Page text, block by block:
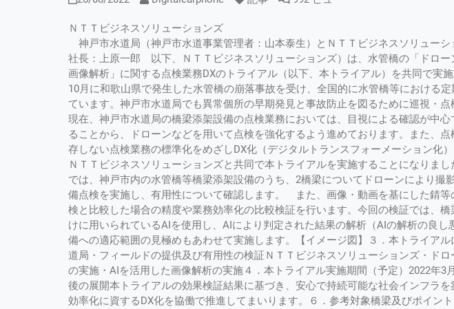
ＮＴＴビジネスソリューションズ
神戸市水道局（神戸市水道事業管理者：山本泰生）とＮＴＴビジネスソリュー
社長：上原一郎 以下、ＮＴＴビジネスソリューションズ）は、水管橋の「ドロー
画像解析」に関する点検業務DXのトライアル（以下、本トライアル）を共同で
10月に和歌山県で発生した水管橋の崩落事故を受け、全国的に水管橋等における
ています。神戸市水道局でも異常個所の早期発見と事故防止を図るために巡視・
現在、神戸市水道局の橋梁添架設備の点検業務においては、目視による確認が中
ることから、ドローンなどを用いて点検を強化するよう進めております。また、
存しない点検業務の標準化をめざしDX化（デジタルトランスフォーメーション化
ＮＴＴビジネスソリューションズと共同で本トライアルを実施することになりま
では、神戸市内の水管橋等橋梁添架設備のうち、2橋梁についてドローンにより撮
備点検を実施し、有用性について確認します。 また、画像・動画を基にした錆等
検と比較した場合の精度や業務効率化の比較検証を行います。今回の検証では、
けに用いられているAIを使用し、AIにより判定された結果の解析（AIの解析の良し
備への適応範囲の見極めもあわせて実施します。【イメージ図】３．本トライア
道局・フィールドの提供及び有用性の検証ＮＴＴビジネスソリューションズ・ド
の実施・AIを活用した画像解析の実施４．本トライアル実施期間（予定）2022年3
後の展開本トライアルの効果検証結果に基づき、安心で持続可能な社会インフラ
効率化に資するDX化を協働で推進してまいります。６．参考対象橋梁及びポイン